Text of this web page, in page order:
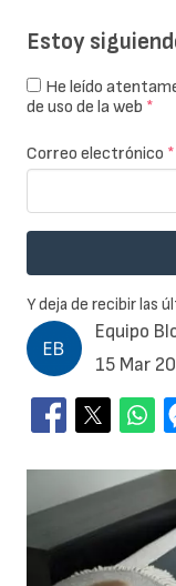
Equipo
15 Mar
Estoy
He leído
de uso de la web *
Correo electrónico *
Y deja de recibir las